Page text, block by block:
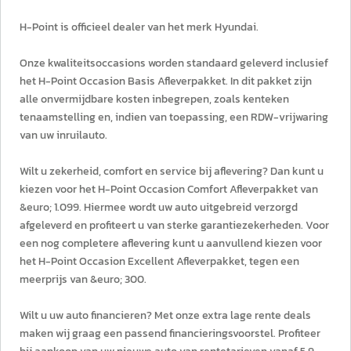
H-Point is officieel dealer van het merk Hyundai.
Onze kwaliteitsoccasions worden standaard geleverd inclusief
het H-Point Occasion Basis Afleverpakket. In dit pakket zijn
alle onvermijdbare kosten inbegrepen, zoals kenteken
tenaamstelling en, indien van toepassing, een RDW-vrijwaring
van uw inruilauto.
Wilt u zekerheid, comfort en service bij aflevering? Dan kunt u
kiezen voor het H-Point Occasion Comfort Afleverpakket van
&euro; 1.099. Hiermee wordt uw auto uitgebreid verzorgd
afgeleverd en profiteert u van sterke garantiezekerheden. Voor
een nog completere aflevering kunt u aanvullend kiezen voor
het H-Point Occasion Excellent Afleverpakket, tegen een
meerprijs van &euro; 300.
Wilt u uw auto financieren? Met onze extra lage rente deals
maken wij graag een passend financieringsvoorstel. Profiteer